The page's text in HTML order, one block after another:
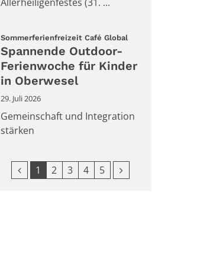
Sommerferienfreizeit Café Global
Spannende Outdoor-
Ferienwoche für Kinder
in Oberwesel
29. Juli 2026
Gemeinschaft und Integration
stärken
Vorherige Seite
1 2 3 4 5 Nächste Seite